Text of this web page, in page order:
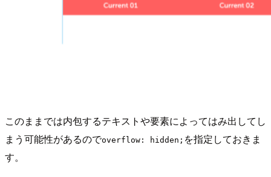
このままでは内包するテキストや要素によってはみ出してし
まう可能性があるのでoverflow: hidden; を指定しておきま
す。